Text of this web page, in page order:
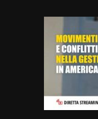
e
gr
a
m
o
d
o